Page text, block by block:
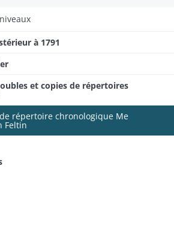
à 1791
et copies de répertoires
répertoire chronologique Me
Feltin